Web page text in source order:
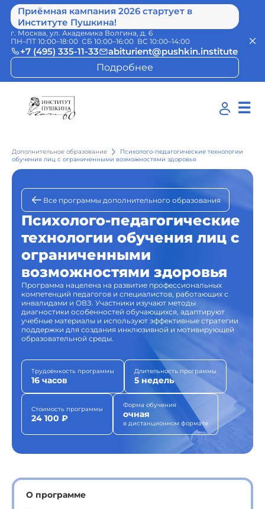
Приёмная кампания 2026 стартует в
Институте Пушкина!
г. Москва, ул. Академика Волгина, д. 6
ПН–ПТ 10:00–18:00 СБ 10:00–16:00 ВС 10:00–14:00
+7 (495) 335-11-33
abiturient@pushkin.institute
Подробнее
☰
Дополнительное образование
Психолого-педагогические технологии
обучения лиц с ограниченными возможностями здоровья
Все программы дополнительного образования
Психолого-педагогические
технологии обучения лиц с
ограниченными
возможностями здоровья
Программа нацелена на развитие профессиональных
компетенций педагогов и специалистов, работающих с
инвалидами и ОВЗ. Участники изучают методы
диагностики особенностей обучающихся, адаптируют
учебные материалы и используют эффективные стратегии
поддержки для создания инклюзивной и мотивирующей
образовательной среды.
Трудоёмкость программы
16 часов
Длительность программы
5 недель
Стоимость программы
24 100 ₽
Форма обучения
очная
в дистанционном формате
О программе